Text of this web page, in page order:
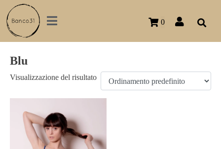
0
Blu
Visualizzazione del risultato